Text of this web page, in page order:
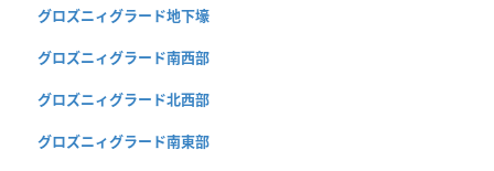
グロズニィグラード地下壕
グロズニィグラード南西部
グロズニィグラード北西部
グロズニィグラード南東部